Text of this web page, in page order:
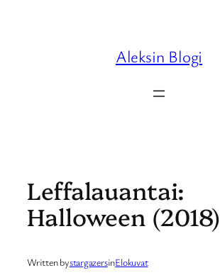
Aleksin Blogi
Leffalauantai:
Halloween (2018)
Written bystargazersinElokuvat